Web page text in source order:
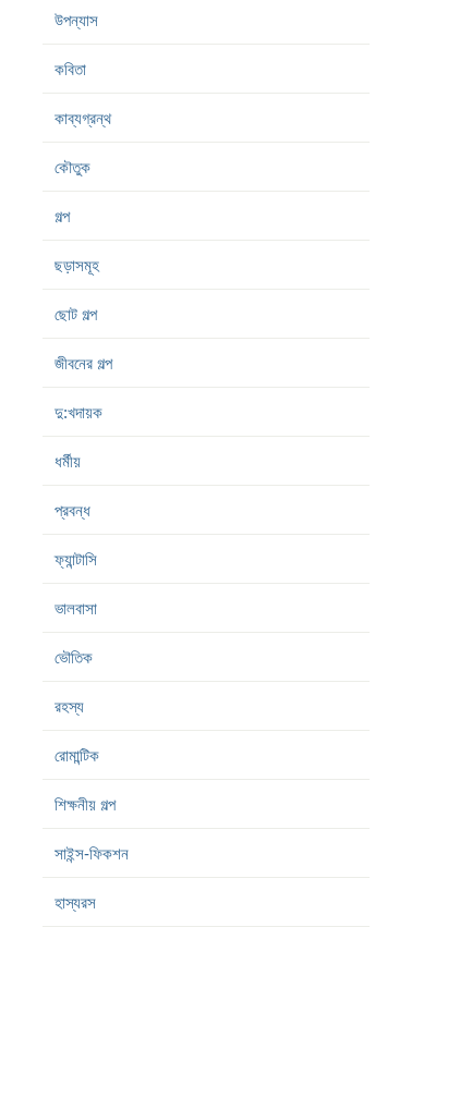
উপন্যাস
কবিতা
কাব্যগ্রন্থ
কৌতুক
গল্প
ছড়াসমূহ
ছোট গল্প
জীবনের গল্প
দু:খদায়ক
ধর্মীয়
প্রবন্ধ
ফ্যান্টাসি
ভালবাসা
ভৌতিক
রহস্য
রোমান্টিক
শিক্ষনীয় গল্প
সাইন্স-ফিকশন
হাস্যরস